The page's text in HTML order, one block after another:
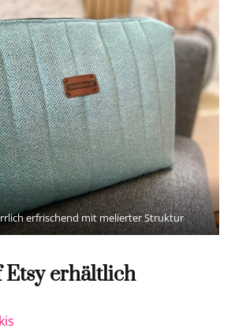
erfrischend mit melierter Struktur
erhältlich